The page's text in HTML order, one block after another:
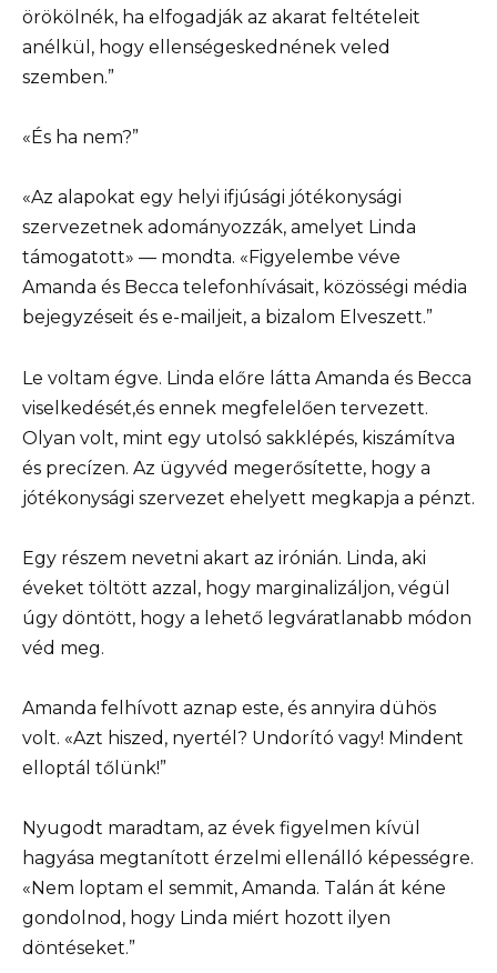
örökölnék, ha elfogadják az akarat feltételeit
anélkül, hogy ellenségeskednének veled
szemben.”
«És ha nem?”
«Az alapokat egy helyi ifjúsági jótékonysági
szervezetnek adományozzák, amelyet Linda
támogatott» — mondta. «Figyelembe véve
Amanda és Becca telefonhívásait, közösségi média
bejegyzéseit és e-mailjeit, a bizalom Elveszett.”
Le voltam égve. Linda előre látta Amanda és Becca
viselkedését,és ennek megfelelően tervezett.
Olyan volt, mint egy utolsó sakklépés, kiszámítva
és precízen. Az ügyvéd megerősítette, hogy a
jótékonysági szervezet ehelyett megkapja a pénzt.
Egy részem nevetni akart az irónián. Linda, aki
éveket töltött azzal, hogy marginalizáljon, végül
úgy döntött, hogy a lehető legváratlanabb módon
véd meg.
Amanda felhívott aznap este, és annyira dühös
volt. «Azt hiszed, nyertél? Undorító vagy! Mindent
elloptál tőlünk!”
Nyugodt maradtam, az évek figyelmen kívül
hagyása megtanított érzelmi ellenálló képességre.
«Nem loptam el semmit, Amanda. Talán át kéne
gondolnod, hogy Linda miért hozott ilyen
döntéseket.”